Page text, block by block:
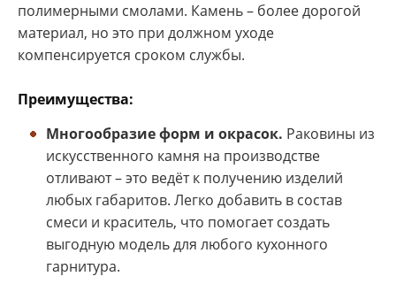
полимерными смолами. Камень – более дорогой
материал, но это при должном уходе
компенсируется сроком службы.
Преимущества:
Многообразие форм и окрасок. Раковины из
искусственного камня на производстве
отливают – это ведёт к получению изделий
любых габаритов. Легко добавить в состав
смеси и краситель, что помогает создать
выгодную модель для любого кухонного
гарнитура.